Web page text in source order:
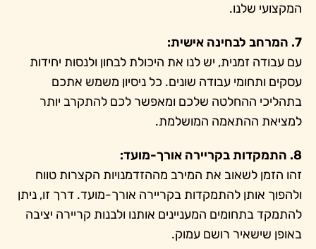
המקצועי שלנו.
7. המרחב לבחינה אישית:
עם עבודה זמנית, יש לנו את היכולת לבחון ולנסות יחידות
עסקים ותחומי עבודה שונים. כל ניסיון משמש אתכם
בתהליכי ההחלטה שלכם ומאפשר לכם להתקרב יותר
למציאת ההתאמה המושלמת.
8. התמקדות בקריירה אורך-מועד:
זהו הזמן לשאוב את המירב מההזדמנויות הקצרות טווח
ולהפוך אותן להתמקדות בקריירה אורך-מועד. דרך זו, ניתן
להתמקד בתחומים המעניינים אותנו ולבנות קריירה יציבה
באופן שישאיר רושם עמוק.